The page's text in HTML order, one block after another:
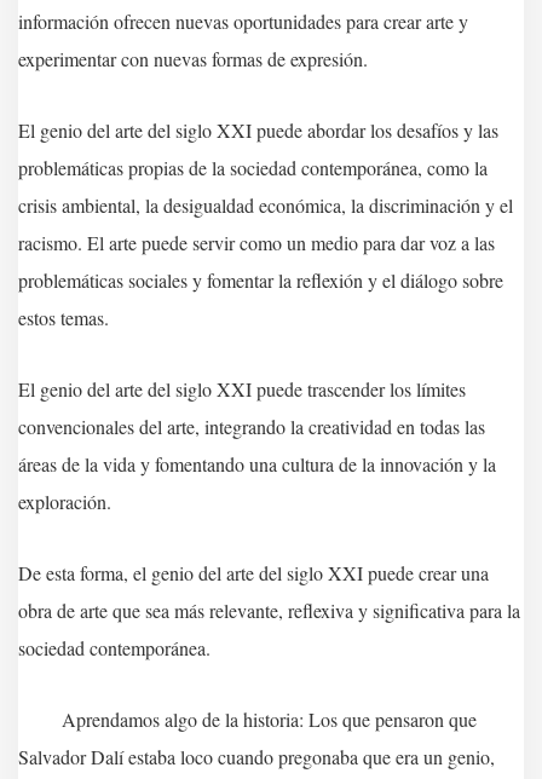
información ofrecen nuevas oportunidades para crear arte y
experimentar con nuevas formas de expresión.
El genio del arte del siglo XXI puede abordar los desafíos y las
problemáticas propias de la sociedad contemporánea, como la
crisis ambiental, la desigualdad económica, la discriminación y el
racismo. El arte puede servir como un medio para dar voz a las
problemáticas sociales y fomentar la reflexión y el diálogo sobre
estos temas.
El genio del arte del siglo XXI puede trascender los límites
convencionales del arte, integrando la creatividad en todas las
áreas de la vida y fomentando una cultura de la innovación y la
exploración.
De esta forma, el genio del arte del siglo XXI puede crear una
obra de arte que sea más relevante, reflexiva y significativa para la
sociedad contemporánea.
Aprendamos algo de la historia: Los que pensaron que
Salvador Dalí estaba loco cuando pregonaba que era un genio,